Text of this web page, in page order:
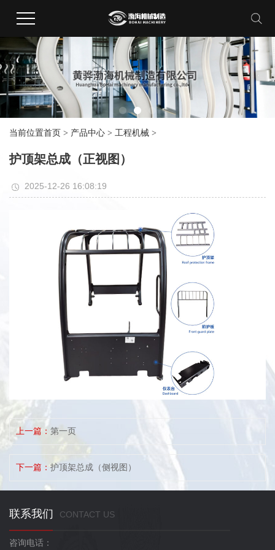
当前位置首页 > 产品中心 > 工程机械 >
护顶架总成（正视图）
2025-12-26 16:08:19
上一篇： 第一页
下一篇： 护顶架总成（侧视图）
联系我们 CONTACT US
咨询电话：